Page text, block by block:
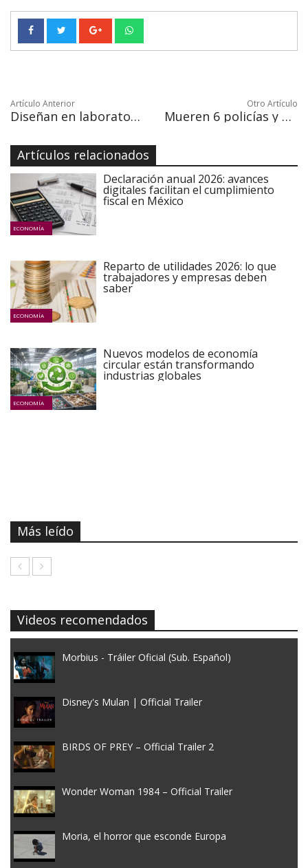
Artículo Anterior
Diseñan en laboratorio una enzima que se "come" las botellas de plástico
Otro Artículo
Mueren 6 policías y 10 presuntos criminales en choques en el sur de México
Artículos relacionados
ECONOMÍA
Declaración anual 2026: avances
digitales facilitan el cumplimiento
fiscal en México
ECONOMÍA
Reparto de utilidades 2026: lo que
trabajadores y empresas deben
saber
ECONOMÍA
Nuevos modelos de economía
circular están transformando
industrias globales
Más leído
Videos recomendados
Morbius - Tráiler Oficial (Sub. Español)
Disney's Mulan | Official Trailer
BIRDS OF PREY – Official Trailer 2
Wonder Woman 1984 – Official Trailer
Moria, el horror que esconde Europa